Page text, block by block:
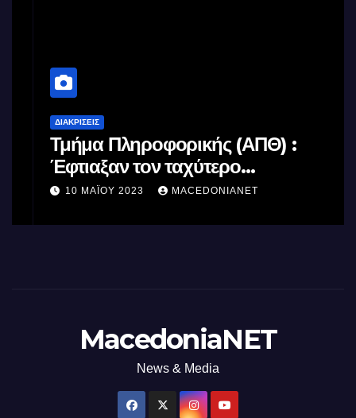
ΔΙΑΚΡΊΣΕΙΣ
Τμήμα Πληροφορικής (ΑΠΘ) :
Έφτιαξαν τον ταχύτερο
επεξεργαστή AI στον κόσμο με τη
10 ΜΑΪ́ΟΥ 2023 MACEDONIANET
MacedoniaNET
News & Media